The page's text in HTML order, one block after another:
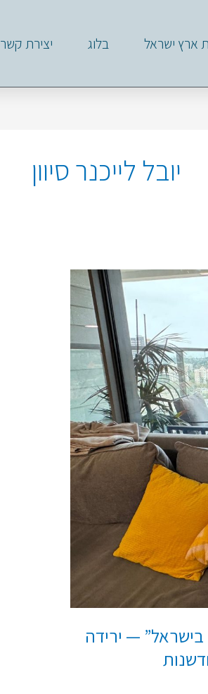
ארץ ישראל בלוג יצירת קשר
יובל לייכנר סיוון
אלף עובדים בחו"ל מול 390 אלף בישראל” — ירידה